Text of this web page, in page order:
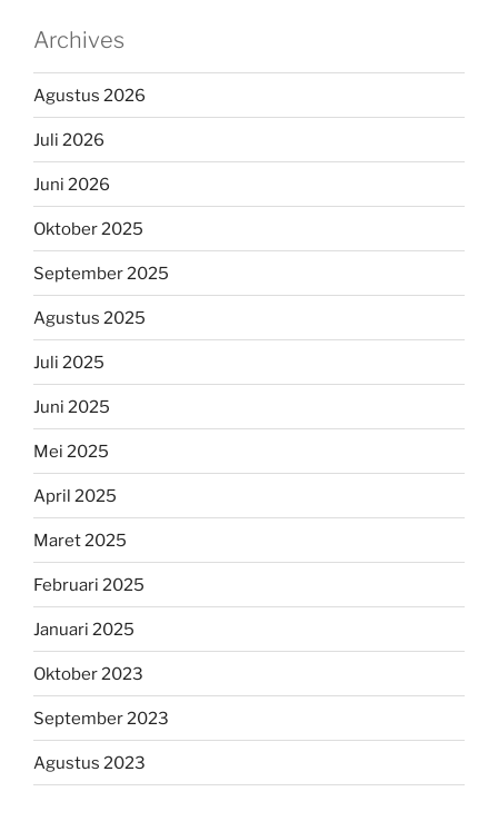
Archives
Agustus 2026
Juli 2026
Juni 2026
Oktober 2025
September 2025
Agustus 2025
Juli 2025
Juni 2025
Mei 2025
April 2025
Maret 2025
Februari 2025
Januari 2025
Oktober 2023
September 2023
Agustus 2023